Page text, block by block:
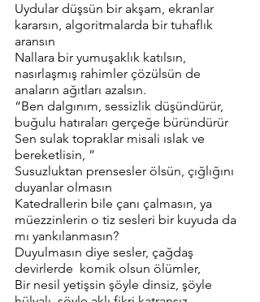
Uydular düşsün bir akşam, ekranlar
kararsın, algoritmalarda bir tuhaflık
aransın
Nallara bir yumuşaklık katılsın,
nasırlaşmış rahimler çözülsün de
anaların ağıtları azalsın.
“Ben dalgınım, sessizlik düşündürür,
buğulu hatıraları gerçeğe büründürür
Sen sulak topraklar misali ıslak ve
bereketlisin, ”
Susuzluktan prensesler ölsün, çığlığını
duyanlar olmasın
Katedrallerin bile çanı çalmasın, ya
müezzinlerin o tiz sesleri bir kuyuda da
mı yankılanmasın?
Duyulmasın diye sesler, çağdaş
devirlerde  komik olsun ölümler,
Bir nesil yetişsin şöyle dinsiz, şöyle